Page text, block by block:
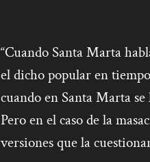
“Cuando Santa Marta
el dicho popular en
cuando en Santa Marta
Pero en el caso de la
versiones que la